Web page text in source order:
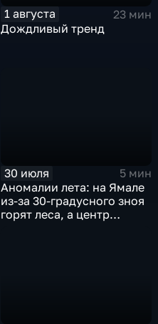
1 августа
23 мин
Дождливый тренд
30 июля
5 мин
Аномалии лета: на Ямале
из-за 30-градусного зноя
горят леса, а центр